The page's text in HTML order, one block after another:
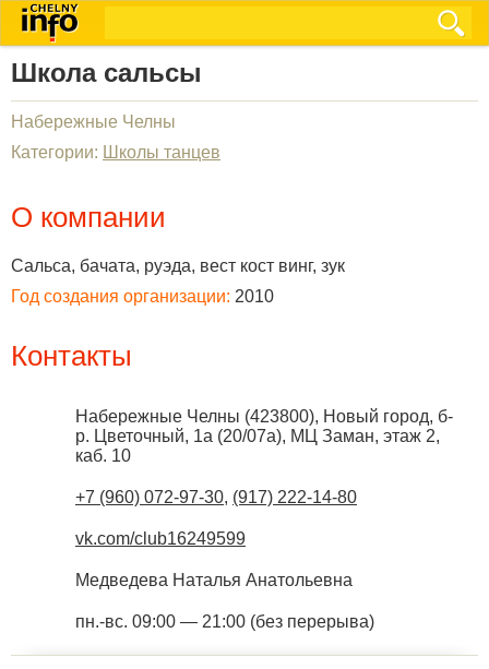
Школа сальсы
Набережные Челны
Категории: Школы танцев
О компании
Сальса, бачата, руэда, вест кост винг, зук
Год создания организации: 2010
Контакты
Набережные Челны (423800), Новый город, б-
р. Цветочный, 1а (20/07а), МЦ Заман, этаж 2,
каб. 10
+7 (960) 072-97-30, (917) 222-14-80
vk.com/club16249599
Медведева Наталья Анатольевна
пн.-вс. 09:00 — 21:00 (без перерыва)